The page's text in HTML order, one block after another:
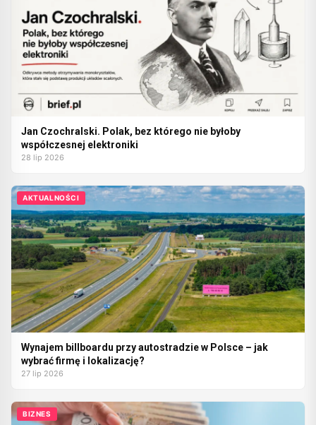
Jan Czochralski. Polak, bez którego nie byłoby
współczesnej elektroniki
28 lip 2026
AKTUALNOŚCI
Wynajem billboardu przy autostradzie w Polsce – jak
wybrać firmę i lokalizację?
27 lip 2026
BIZNES